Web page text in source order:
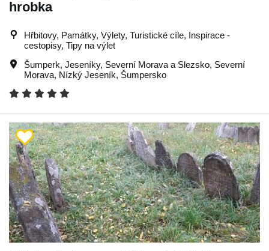
hrobka
Hřbitovy, Památky, Výlety, Turistické cíle, Inspirace -
cestopisy, Tipy na výlet
Šumperk, Jeseníky, Severní Morava a Slezsko, Severní
Morava, Nízký Jeseník, Šumpersko